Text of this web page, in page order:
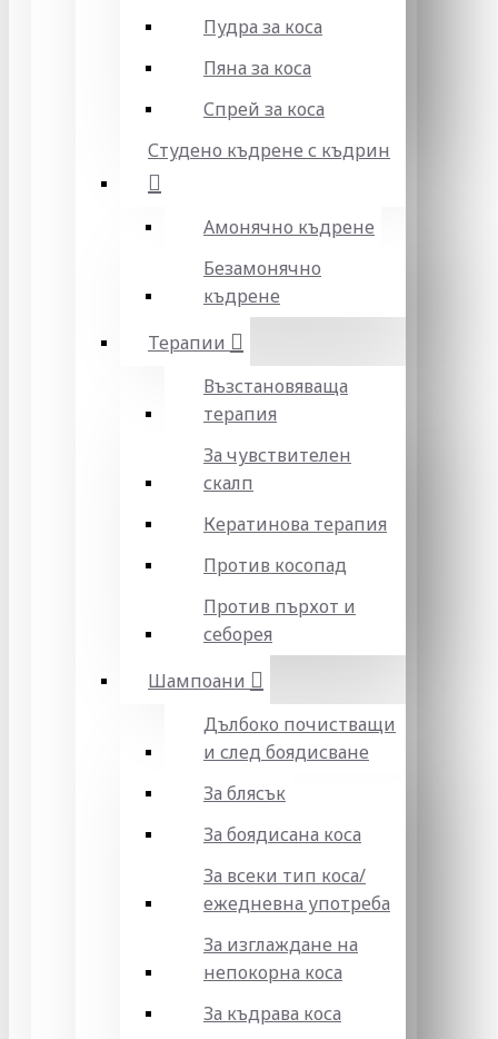
Пудра за коса
Пяна за коса
Спрей за коса
Студено къдрене с къдрин
Амонячно къдрене
Безамонячно
къдрене
Терапии
Възстановяваща
терапия
За чувствителен
скалп
Кератинова терапия
Против косопад
Против пърхот и
себорея
Шампоани
Дълбоко почистващи
и след боядисване
За блясък
За боядисана коса
За всеки тип коса/
ежедневна употреба
За изглаждане на
непокорна коса
За къдрава коса